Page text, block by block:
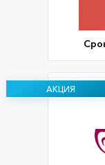
АКЦИЯ